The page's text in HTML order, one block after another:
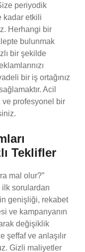
periyodik
kadar etkili
Herhangi bir
bulunmak
bir şekilde
bir iş ortağınız
Acil
ve profesyonel bir
Teklifler
mal olur?”
ilk sorulardan
genişliği, rekabet
ve kampanyanın
değişiklik
şeffaf ve anlaşılır
Gizli maliyetler